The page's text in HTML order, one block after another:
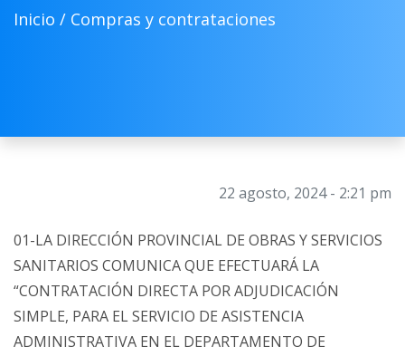
Inicio / Compras y contrataciones
22 agosto, 2024 - 2:21 pm
01-LA DIRECCIÓN PROVINCIAL DE OBRAS Y SERVICIOS
SANITARIOS COMUNICA QUE EFECTUARÁ LA
“CONTRATACIÓN DIRECTA POR ADJUDICACIÓN
SIMPLE, PARA EL SERVICIO DE ASISTENCIA
ADMINISTRATIVA EN EL DEPARTAMENTO DE